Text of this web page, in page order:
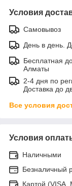
Условия
Самовывоз
День в день.
Бесплатная
Алматы
2-4 дня по
Доставка до
Все условия
Условия
Наличными
Безналичный
Картой (VISA,